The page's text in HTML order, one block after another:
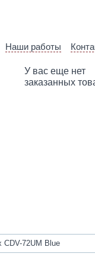
Наши работы
У вас еще нет
заказанных
72UM Blue